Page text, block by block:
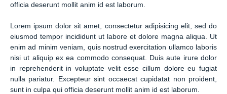
officia deserunt mollit anim id est laborum.
Lorem ipsum dolor sit amet, consectetur adipisicing elit, sed do
eiusmod tempor incididunt ut labore et dolore magna aliqua. Ut
enim ad minim veniam, quis nostrud exercitation ullamco laboris
nisi ut aliquip ex ea commodo consequat. Duis aute irure dolor
in reprehenderit in voluptate velit esse cillum dolore eu fugiat
nulla pariatur. Excepteur sint occaecat cupidatat non proident,
sunt in culpa qui officia deserunt mollit anim id est laborum.